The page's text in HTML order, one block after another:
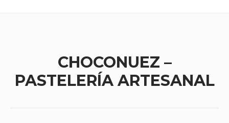
CHOCONUEZ –
PASTELERÍA ARTESANAL